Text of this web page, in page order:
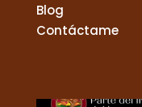
Blog
Contáctame